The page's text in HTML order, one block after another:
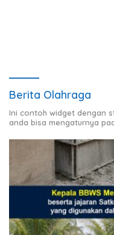
Berita Olahraga
Ini contoh widget dengan
anda bisa mengaturnya